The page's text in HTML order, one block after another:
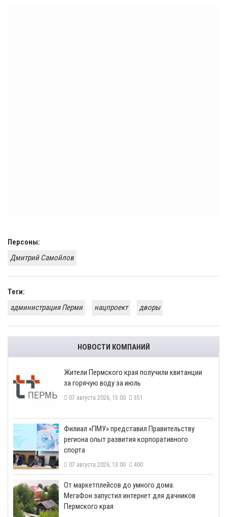
Персоны:
Дмитрий Самойлов
Теги:
администрация Перми
нацпроект дворы
НОВОСТИ КОМПАНИЙ
​Жители Пермского края получили квитанции
за горячую воду за июль
07 августа 2026, 15:00 351
​Филиал «ПМУ» представил Правительству
региона опыт развития корпоративного
спорта
07 августа 2026, 13:00 400
От маркетплейсов до умного дома:
МегаФон запустил интернет для дачников
Пермского края